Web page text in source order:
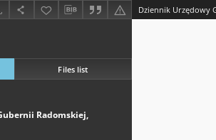
Files list
Radomskiej,